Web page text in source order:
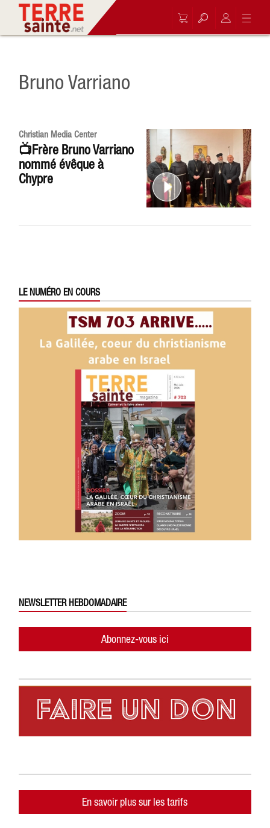
Bruno Varriano
Christian Media Center
📺Frère Bruno Varriano
nommé évêque à
Chypre
LE NUMÉRO EN COURS
NEWSLETTER HEBDOMADAIRE
Abonnez-vous ici
En savoir plus sur les tarifs